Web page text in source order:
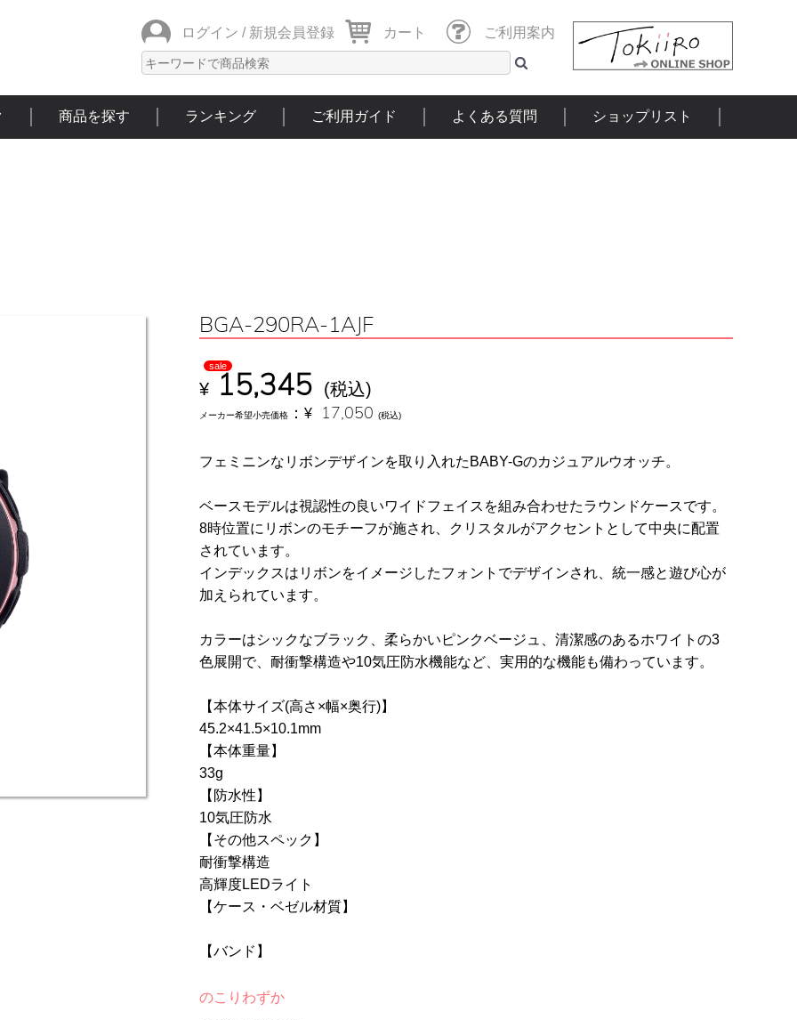
ログイン / 新規会員登録 カート ご利用案内
商品を探す ランキング ご利用ガイド よくある質問 ショップリスト
BGA-290RA-1AJF
sale
¥ 15,345 (税込)
メーカー希望小売価格 ： ¥ 17,050 (税込)
フェミニンなリボンデザインを取り入れたBABY-Gのカジュアルウオッチ。
ベースモデルは視認性の良いワイドフェイスを組み合わせたラウンドケースです。
8時位置にリボンのモチーフが施され、クリスタルがアクセントとして中央に配置
されています。
インデックスはリボンをイメージしたフォントでデザインされ、統一感と遊び心が
加えられています。
カラーはシックなブラック、柔らかいピンクベージュ、清潔感のあるホワイトの3
色展開で、耐衝撃構造や10気圧防水機能など、実用的な機能も備わっています。
【本体サイズ(高さ×幅×奥行)】
45.2×41.5×10.1mm
【本体重量】
33g
【防水性】
10気圧防水
【その他スペック】
耐衝撃構造
高輝度LEDライト
【ケース・ベゼル材質】
【バンド】
のこりわずか